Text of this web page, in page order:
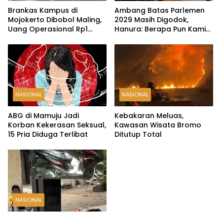
Brankas Kampus di
Mojokerto Dibobol Maling,
Uang Operasional Rp1
Ambang Batas Parlemen
2029 Masih Digodok,
Hanura: Berapa Pun Kami
NASIONAL
ABG di Mamuju Jadi
Korban Kekerasan Seksual,
15 Pria Diduga Terlibat
NASIONAL
Kebakaran Meluas,
Kawasan Wisata Bromo
Ditutup Total
NASIONAL